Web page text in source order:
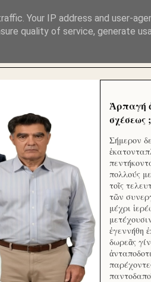
Ἁρπαγή
σχέσεως ;
Σήμερον
πολλούς
τοῖς
τῶν
μέχρι
ἐγεννήθη
δωρεᾶς
Your IP address and user-
quality of service, generate